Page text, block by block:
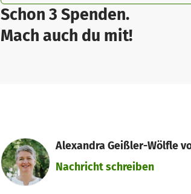
Schon 3 Spenden.
Mach auch du mit!
Alexandra Geißler-Wölfle
Nachricht schreiben